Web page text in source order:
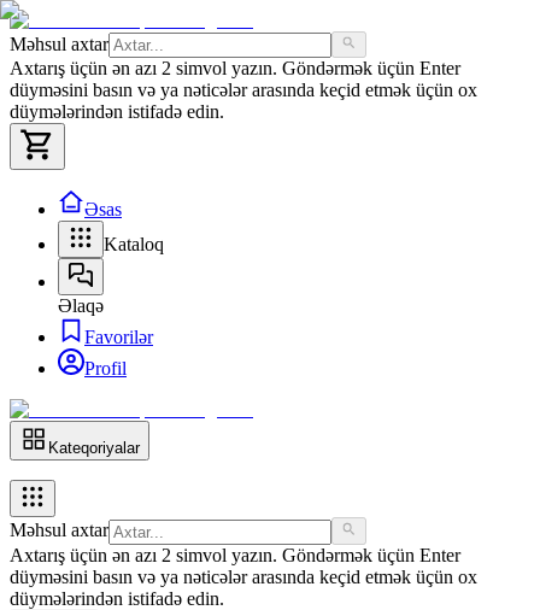
Məhsul axtar
Axtarış üçün ən azı 2 simvol yazın. Göndərmək üçün Enter
düyməsini basın və ya nəticələr arasında keçid etmək üçün ox
düymələrindən istifadə edin.
Əsas
Kataloq
Əlaqə
Favorilər
Profil
Kateqoriyalar
Məhsul axtar
Axtarış üçün ən azı 2 simvol yazın. Göndərmək üçün Enter
düyməsini basın və ya nəticələr arasında keçid etmək üçün ox
düymələrindən istifadə edin.